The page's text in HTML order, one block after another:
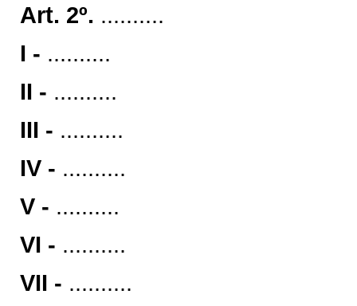
Art. 2º. ..........
I - ..........
II - ..........
III - ..........
IV - ..........
V - ..........
VI - ..........
VII - ..........